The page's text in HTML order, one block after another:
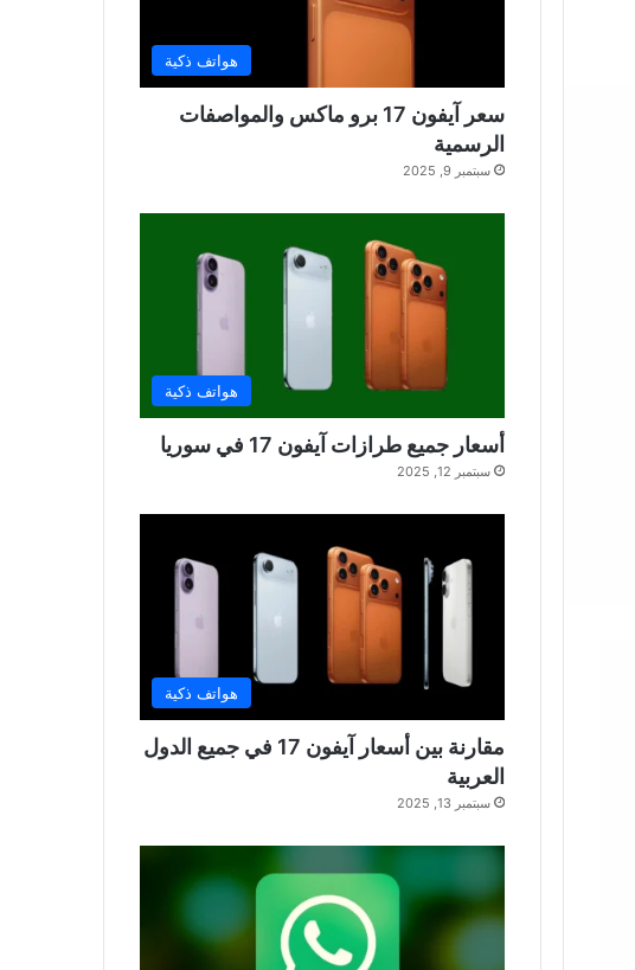
هواتف ذكية
سعر آيفون 17 برو ماكس والمواصفات
الرسمية
سبتمبر 9, 2025
هواتف ذكية
أسعار جميع طرازات آيفون 17 في سوريا
سبتمبر 12, 2025
هواتف ذكية
مقارنة بين أسعار آيفون 17 في جميع الدول
العربية
سبتمبر 13, 2025